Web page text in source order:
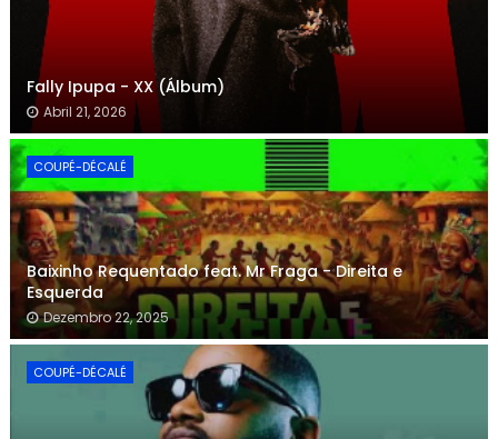
Fally Ipupa - XX (Álbum)
Abril 21, 2026
COUPÉ-DÉCALÉ
Baixinho Requentado feat. Mr Fraga - Direita e
Esquerda
Dezembro 22, 2025
COUPÉ-DÉCALÉ